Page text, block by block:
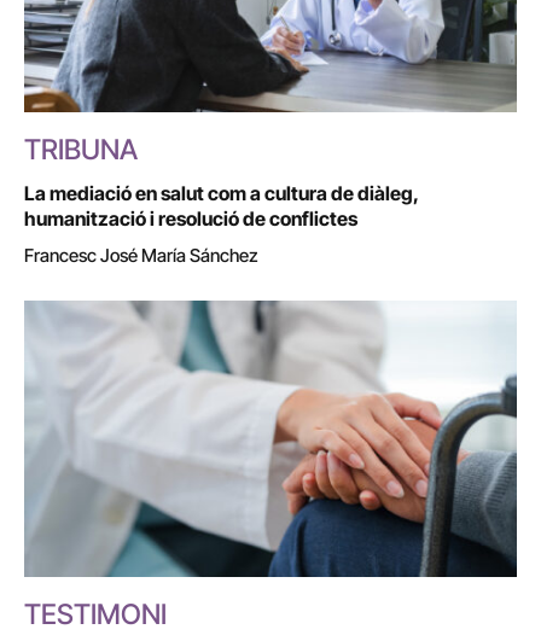
TRIBUNA
La mediació en salut com a cultura de diàleg,
humanització i resolució de conflictes
Francesc José María Sánchez
TESTIMONI